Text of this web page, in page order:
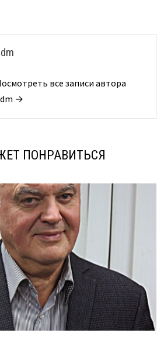
все записи автора
→
ПОНРАВИТЬСЯ